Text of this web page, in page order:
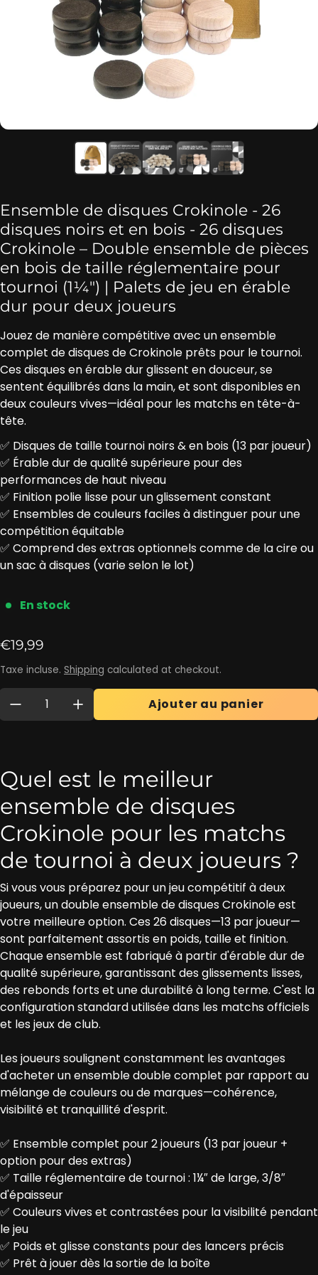
Ensemble de disques Crokinole - 26
disques noirs et en bois - 26 disques
Crokinole – Double ensemble de pièces
en bois de taille réglementaire pour
tournoi (1¼″) | Palets de jeu en érable
dur pour deux joueurs
Jouez de manière compétitive avec un ensemble
complet de disques de Crokinole prêts pour le tournoi.
Ces disques en érable dur glissent en douceur, se
sentent équilibrés dans la main, et sont disponibles en
deux couleurs vives—idéal pour les matchs en tête-à-
tête.
✅ Disques de taille tournoi noirs & en bois (13 par joueur)
✅ Érable dur de qualité supérieure pour des
performances de haut niveau
✅ Finition polie lisse pour un glissement constant
✅ Ensembles de couleurs faciles à distinguer pour une
compétition équitable
✅ Comprend des extras optionnels comme de la cire ou
un sac à disques (varie selon le lot)
En stock
Prix ​​régulier
€19,99
Taxe incluse. Shipping calculated at checkout.
Quantité: Ajouter au panier
Quel est le meilleur
ensemble de disques
Crokinole pour les matchs
de tournoi à deux joueurs ?
Si vous vous préparez pour un jeu compétitif à deux
joueurs, un double ensemble de disques Crokinole est
votre meilleure option. Ces 26 disques—13 par joueur—
sont parfaitement assortis en poids, taille et finition.
Chaque ensemble est fabriqué à partir d'érable dur de
qualité supérieure, garantissant des glissements lisses,
des rebonds forts et une durabilité à long terme. C'est la
configuration standard utilisée dans les matchs officiels
et les jeux de club.
Les joueurs soulignent constamment les avantages
d'acheter un ensemble double complet par rapport au
mélange de couleurs ou de marques—cohérence,
visibilité et tranquillité d'esprit.
✅ Ensemble complet pour 2 joueurs (13 par joueur +
option pour des extras)
✅ Taille réglementaire de tournoi : 1¼″ de large, 3/8″
d'épaisseur
✅ Couleurs vives et contrastées pour la visibilité pendant
le jeu
✅ Poids et glisse constants pour des lancers précis
✅ Prêt à jouer dès la sortie de la boîte